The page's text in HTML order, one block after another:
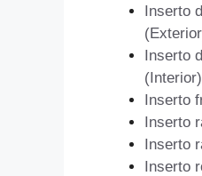
Inserto
Inserto
(Interior)
Inserto
Inserto
Inserto
Inserto